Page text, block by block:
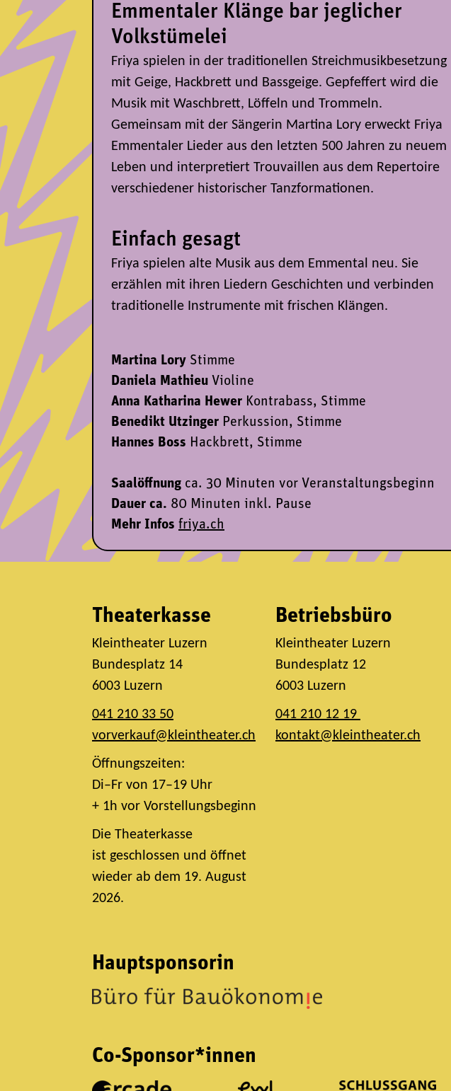
Emmentaler Klänge bar jeglicher
Volkstümelei
Friya spielen in der traditionellen Streichmusikbesetzung
mit Geige, Hackbrett und Bassgeige. Gepfeffert wird die
Musik mit Waschbrett, Löffeln und Trommeln.
Gemeinsam mit der Sängerin Martina Lory erweckt Friya
Emmentaler Lieder aus den letzten 500 Jahren zu neuem
Leben und interpretiert Trouvaillen aus dem Repertoire
verschiedener historischer Tanzformationen.
Einfach gesagt
Friya spielen alte Musik aus dem Emmental neu. Sie
erzählen mit ihren Liedern Geschichten und verbinden
traditionelle Instrumente mit frischen Klängen.
Martina Lory Stimme
Daniela Mathieu Violine
Anna Katharina Hewer Kontrabass, Stimme
Benedikt Utzinger Perkussion, Stimme
Hannes Boss Hackbrett, Stimme
Saalöffnung ca. 30 Minuten vor Veranstaltungsbeginn
Dauer ca. 80 Minuten inkl. Pause
Mehr Infos friya.ch
Theaterkasse
Kleintheater Luzern
Bundesplatz 14
6003 Luzern
041 210 33 50
vorverkauf@kleintheater.ch
Öffnungszeiten:
Di–Fr von 17–19 Uhr
+ 1h vor Vorstellungsbeginn
Die Theaterkasse
ist geschlossen und öffnet
wieder ab dem 19. August
2026.
Betriebsbüro
Kleintheater Luzern
Bundesplatz 12
6003 Luzern
041 210 12 19
kontakt@kleintheater.ch
Hauptsponsorin
Co-Sponsor*innen